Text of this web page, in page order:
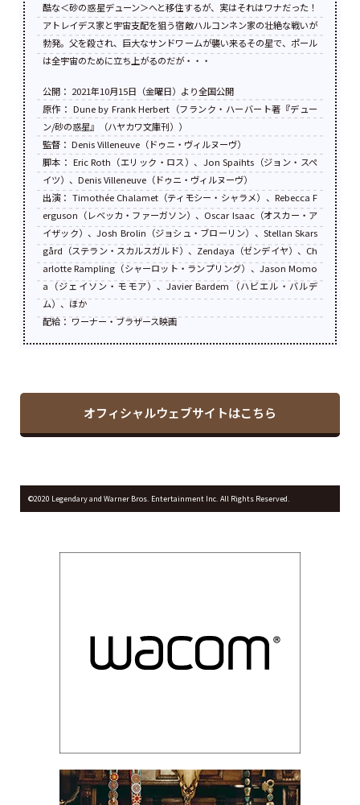
酷な＜砂の惑星デューン＞へと移住するが、実はそれはワナだった！
アトレイデス家と宇宙支配を狙う宿敵ハルコンネン家の壮絶な戦いが
勃発。父を殺され、巨大なサンドワームが襲い来るその星で、ポール
は全宇宙のために立ち上がるのだが・・・
公開： 2021年10月15日（金曜日）より全国公開
原作： Dune by Frank Herbert（フランク・ハーバート著『デュー
ン/砂の惑星』（ハヤカワ文庫刊））
監督： Denis Villeneuve（ドゥニ・ヴィルヌーヴ）
脚本： Eric Roth（エリック・ロス）、Jon Spaihts（ジョン・スペ
イツ）、Denis Villeneuve（ドゥニ・ヴィルヌーヴ）
出演： Timothée Chalamet（ティモシー・シャラメ）、Rebecca F
erguson（レベッカ・ファーガソン）、Oscar Isaac（オスカー・ア
イザック）、Josh Brolin（ジョシュ・ブローリン）、Stellan Skars
gård（ステラン・スカルスガルド）、Zendaya（ゼンデイヤ）、Ch
arlotte Rampling（シャーロット・ランプリング）、Jason Momo
a（ジェイソン・モモア）、Javier Bardem（ハビエル・バルデ
ム）、ほか
配給： ワーナー・ブラザース映画
オフィシャルウェブサイトはこちら
©2020 Legendary and Warner Bros. Entertainment Inc. All Rights Reserved.